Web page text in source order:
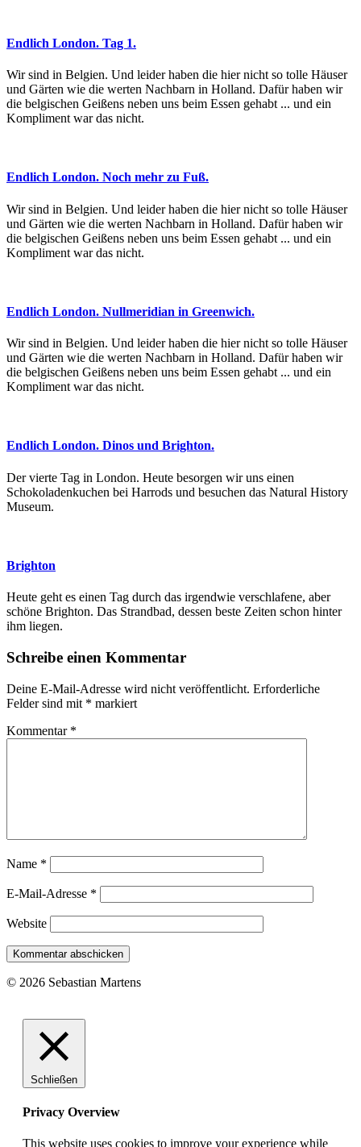
Endlich London. Tag 1.
Wir sind in Belgien. Und leider haben die hier nicht so tolle Häuser
und Gärten wie die werten Nachbarn in Holland. Dafür haben wir
die belgischen Geißens neben uns beim Essen gehabt ... und ein
Kompliment war das nicht.
Endlich London. Noch mehr zu Fuß.
Wir sind in Belgien. Und leider haben die hier nicht so tolle Häuser
und Gärten wie die werten Nachbarn in Holland. Dafür haben wir
die belgischen Geißens neben uns beim Essen gehabt ... und ein
Kompliment war das nicht.
Endlich London. Nullmeridian in Greenwich.
Wir sind in Belgien. Und leider haben die hier nicht so tolle Häuser
und Gärten wie die werten Nachbarn in Holland. Dafür haben wir
die belgischen Geißens neben uns beim Essen gehabt ... und ein
Kompliment war das nicht.
Endlich London. Dinos und Brighton.
Der vierte Tag in London. Heute besorgen wir uns einen
Schokoladenkuchen bei Harrods und besuchen das Natural History
Museum.
Brighton
Heute geht es einen Tag durch das irgendwie verschlafene, aber
schöne Brighton. Das Strandbad, dessen beste Zeiten schon hinter
ihm liegen.
Schreibe einen Kommentar
Deine E-Mail-Adresse wird nicht veröffentlicht. Erforderliche
Felder sind mit * markiert
Kommentar *
Name *
E-Mail-Adresse *
Website
© 2026 Sebastian Martens
Schließen
Privacy Overview
This website uses cookies to improve your experience while